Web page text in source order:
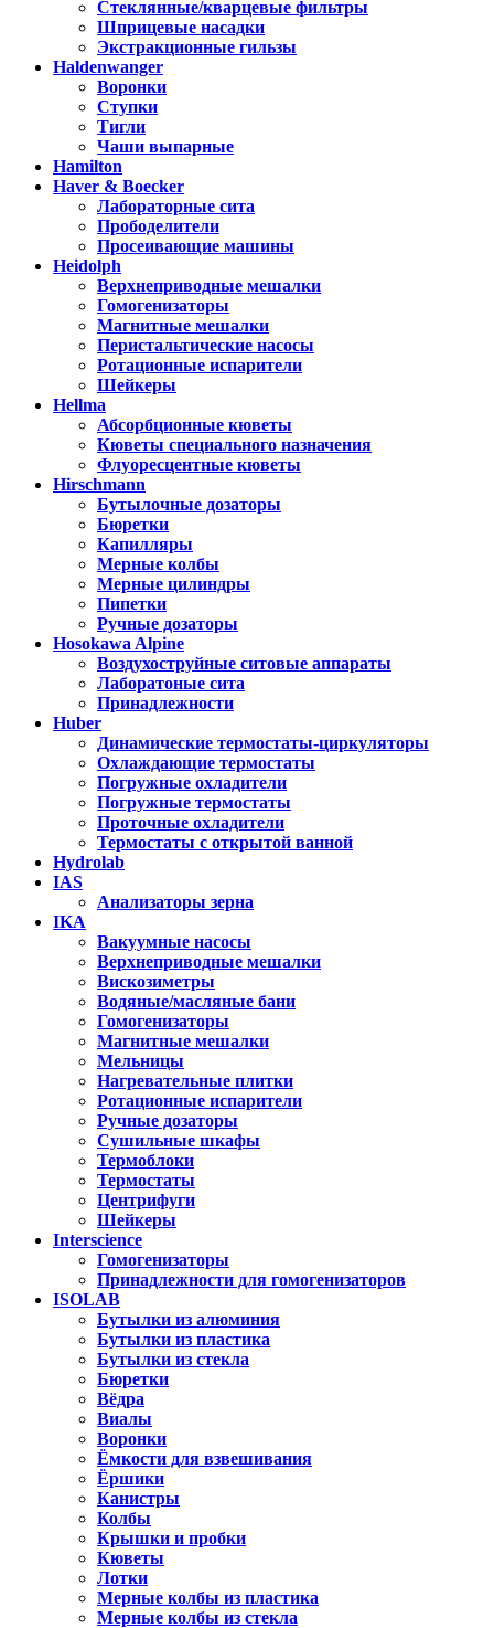
Стеклянные/кварцевые фильтры
Шприцевые насадки
Экстракционные гильзы
Haldenwanger
Воронки
Ступки
Тигли
Чаши выпарные
Hamilton
Haver & Boecker
Лабораторные сита
Прободелители
Просеивающие машины
Heidolph
Верхнеприводные мешалки
Гомогенизаторы
Магнитные мешалки
Перистальтические насосы
Ротационные испарители
Шейкеры
Hellma
Абсорбционные кюветы
Кюветы специального назначения
Флуоресцентные кюветы
Hirschmann
Бутылочные дозаторы
Бюретки
Капилляры
Мерные колбы
Мерные цилиндры
Пипетки
Ручные дозаторы
Hosokawa Alpine
Воздухоструйные ситовые аппараты
Лаборатоные сита
Принадлежности
Huber
Динамические термостаты-циркуляторы
Охлаждающие термостаты
Погружные охладители
Погружные термостаты
Проточные охладители
Термостаты с открытой ванной
Hydrolab
IAS
Анализаторы зерна
IKA
Вакуумные насосы
Верхнеприводные мешалки
Вискозиметры
Водяные/масляные бани
Гомогенизаторы
Магнитные мешалки
Мельницы
Нагревательные плитки
Ротационные испарители
Ручные дозаторы
Сушильные шкафы
Термоблоки
Термостаты
Центрифуги
Шейкеры
Interscience
Гомогенизаторы
Принадлежности для гомогенизаторов
ISOLAB
Бутылки из алюминия
Бутылки из пластика
Бутылки из стекла
Бюретки
Вёдра
Виалы
Воронки
Ёмкости для взвешивания
Ёршики
Канистры
Колбы
Крышки и пробки
Кюветы
Лотки
Мерные колбы из пластика
Мерные колбы из стекла